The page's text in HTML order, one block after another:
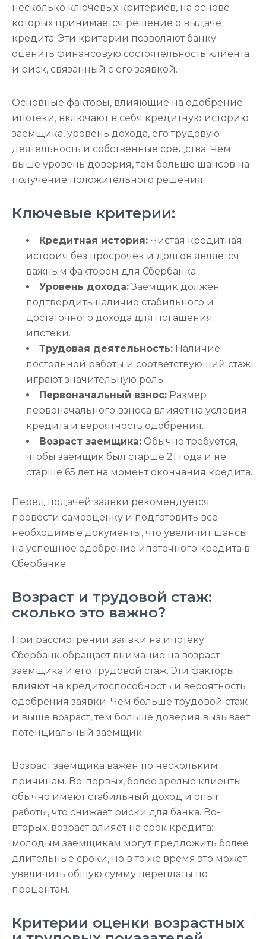
несколько ключевых критериев, на основе
которых принимается решение о выдаче
кредита. Эти критерии позволяют банку
оценить финансовую состоятельность клиента
и риск, связанный с его заявкой.
Основные факторы, влияющие на одобрение
ипотеки, включают в себя кредитную историю
заемщика, уровень дохода, его трудовую
деятельность и собственные средства. Чем
выше уровень доверия, тем больше шансов на
получение положительного решения.
Ключевые критерии:
Кредитная история: Чистая кредитная
история без просрочек и долгов является
важным фактором для Сбербанка.
Уровень дохода:Заемщик должен
подтвердить наличие стабильного и
достаточного дохода для погашения
ипотеки.
Трудовая деятельность: Наличие
постоянной работы и соответствующий стаж
играют значительную роль.
Первоначальный взнос: Размер
первоначального взноса влияет на условия
кредита и вероятность одобрения.
Возраст заемщика: Обычно требуется,
чтобы заемщик был старше 21 года и не
старше 65 лет на момент окончания кредита.
Перед подачей заявки рекомендуется
провести самооценку и подготовить все
необходимые документы, что увеличит шансы
на успешное одобрение ипотечного кредита в
Сбербанке.
Возраст и трудовой стаж:
сколько это важно?
При рассмотрении заявки на ипотеку
Сбербанк обращает внимание на возраст
заемщика и его трудовой стаж. Эти факторы
влияют на кредитоспособность и вероятность
одобрения заявки. Чем больше трудовой стаж
и выше возраст, тем больше доверия вызывает
потенциальный заемщик.
Возраст заемщика важен по нескольким
причинам. Во-первых, более зрелые клиенты
обычно имеют стабильный доход и опыт
работы, что снижает риски для банка. Во-
вторых, возраст влияет на срок кредита:
молодым заемщикам могут предложить более
длительные сроки, но в то же время это может
увеличить общую сумму переплаты по
процентам.
Критерии оценки возрастных